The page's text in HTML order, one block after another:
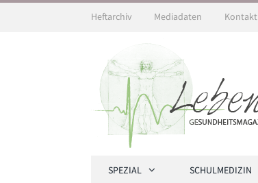
Heftarchiv Mediadaten Kontakt
SPEZIAL SCHULMEDIZIN